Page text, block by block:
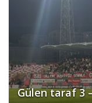
Gülen taraf 3